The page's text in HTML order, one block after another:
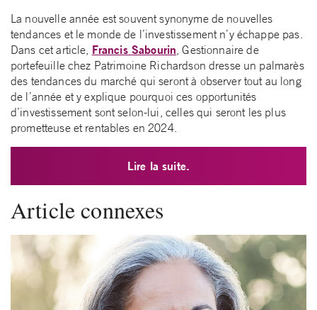
La nouvelle année est souvent synonyme de nouvelles
tendances et le monde de l’investissement n’y échappe pas.
Dans cet article, Francis Sabourin, Gestionnaire de
portefeuille chez Patrimoine Richardson dresse un palmarès
des tendances du marché qui seront à observer tout au long
de l’année et y explique pourquoi ces opportunités
d’investissement sont selon-lui, celles qui seront les plus
prometteuse et rentables en 2024.
Lire la suite.
Article connexes